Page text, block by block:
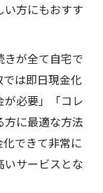
い方にもおすす
きが全て自宅で
は即日現金化
が必要」「コレ
方に最適な方法
できて非常に
いサービスとな